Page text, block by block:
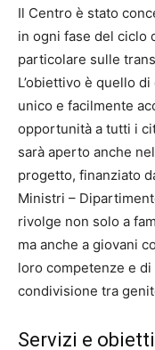
Il Centro è stato
in ogni fase del ciclo
particolare sulle
L’obiettivo è quello
unico e facilmente
opportunità a tutti i
sarà aperto anche
progetto, finanziato
Ministri –
rivolge non solo a
ma anche a giovani
loro competenze e
condivisione tra
Servizi e